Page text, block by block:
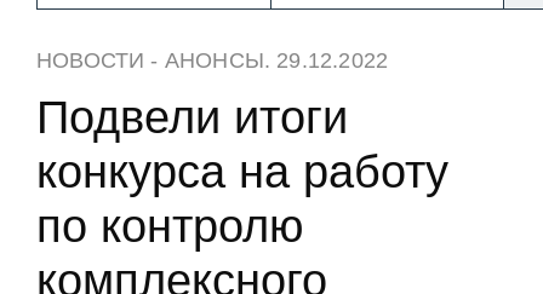
НОВОСТИ - АНОНСЫ. 29.12.2022
Подвели итоги
конкурса на работу
по контролю
комплексного